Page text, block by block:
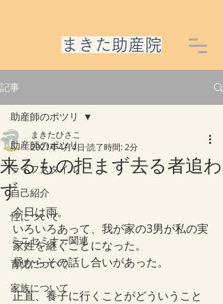
​まきた助産院
記事
助産師のポツリ
ライフスタイル
自己紹介
性について
ミニセミナー関連
育児について
家族について
助産師のポツリ
来るもの拒まず去る者追わ
ず
まきたひさこ
2021年4月4日 読了時間: 2分
今日は雨。
いろいろあって、我が家の3男が私の実
家姓を継ぐことになった。
昼からその話し合いがあった。
正直、養子に行くことがどういうこと